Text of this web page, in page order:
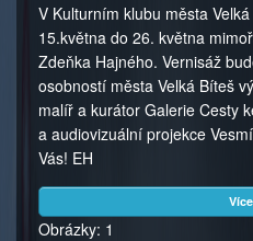
V Kulturním klubu města
15.května do 26. května
Zdeňka Hajného. Vernisáž
osobností města Velká Bíteš
malíř a kurátor Galerie Cesty
a audiovizuální projekce
Vás! EH
Obrázky: 1